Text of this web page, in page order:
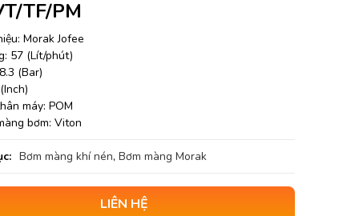
TF/PM
Morak Jofee
57 (Lít/phút)
(Bar)
máy: POM
bơm: Viton
Bơm màng khí nén, Bơm màng Morak
LIÊN HỆ